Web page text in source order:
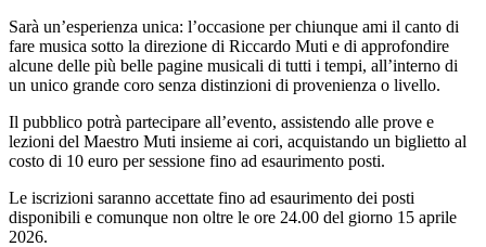
Sarà un’esperienza unica: l’occasione per chiunque ami il canto di
fare musica sotto la direzione di Riccardo Muti e di approfondire
alcune delle più belle pagine musicali di tutti i tempi, all’interno di
un unico grande coro senza distinzioni di provenienza o livello.
Il pubblico potrà partecipare all’evento, assistendo alle prove e
lezioni del Maestro Muti insieme ai cori, acquistando un biglietto al
costo di 10 euro per sessione fino ad esaurimento posti.
Le iscrizioni saranno accettate fino ad esaurimento dei posti
disponibili e comunque non oltre le ore 24.00 del giorno 15 aprile
2026.